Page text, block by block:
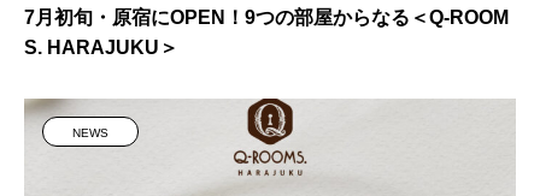
7月初旬・原宿にOPEN！9つの部屋からなる＜Q-ROOM
S. HARAJUKU＞
NEWS